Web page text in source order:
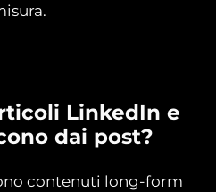
LinkedIn e
dai post?
contenuti long-form